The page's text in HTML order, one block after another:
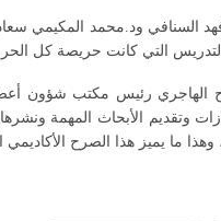
السنافي ود.محمد المكيمي
التي كانت حريصة كل
الهاجري رئيس مكتب شؤون
وتقديم الأبحاث المهمة
ما يميز هذا الصرح الأكاديمي